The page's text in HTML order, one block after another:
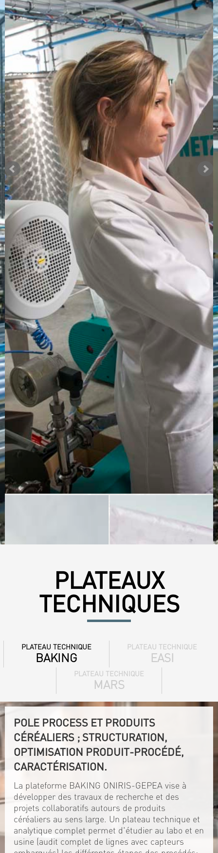
PLATEAUX
TECHNIQUES
PLATEAU TECHNIQUE
BAKING
PLATEAU TECHNIQUE
EASI
PLATEAU TECHNIQUE
MARS
POLE PROCESS ET PRODUITS
CÉRÉALIERS ; STRUCTURATION,
OPTIMISATION PRODUIT-PROCÉDÉ,
CARACTÉRISATION.
La plateforme BAKING ONIRIS-GEPEA vise à
développer des travaux de recherche et des
projets collaboratifs autours de produits
céréaliers au sens large. Un plateau technique et
analytique complet permet d'étudier au labo et en
usine (audit complet de lignes avec capteurs